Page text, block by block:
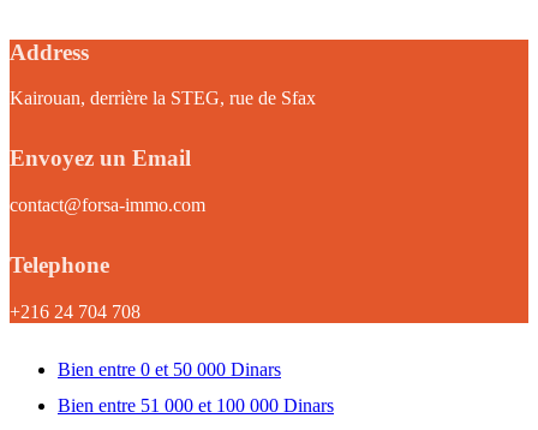
Address
Kairouan, derrière la STEG, rue de Sfax
Envoyez un Email
contact@forsa-immo.com
Telephone
+216 24 704 708
Bien entre 0 et 50 000 Dinars
Bien entre 51 000 et 100 000 Dinars